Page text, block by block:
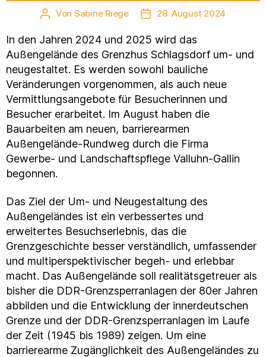
Beitragsautor
Von Sabine Riege Veröffentlichungsdatum
28. August 2024
In den Jahren 2024 und 2025 wird das
Außengelände des Grenzhus Schlagsdorf um- und
neugestaltet. Es werden sowohl bauliche
Veränderungen vorgenommen, als auch neue
Vermittlungsangebote für Besucherinnen und
Besucher erarbeitet. Im August haben die
Bauarbeiten am neuen, barrierearmen
Außengelände-Rundweg durch die Firma
Gewerbe- und Landschaftspflege Valluhn-Gallin
begonnen.
Das Ziel der Um- und Neugestaltung des
Außengeländes ist ein verbessertes und
erweitertes Besuchserlebnis, das die
Grenzgeschichte besser verständlich, umfassender
und multiperspektivischer begeh- und erlebbar
macht. Das Außengelände soll realitätsgetreuer als
bisher die DDR-Grenzsperranlagen der 80er Jahren
abbilden und die Entwicklung der innerdeutschen
Grenze und der DDR-Grenzsperranlagen im Laufe
der Zeit (1945 bis 1989) zeigen. Um eine
barrierearme Zugänglichkeit des Außengeländes zu